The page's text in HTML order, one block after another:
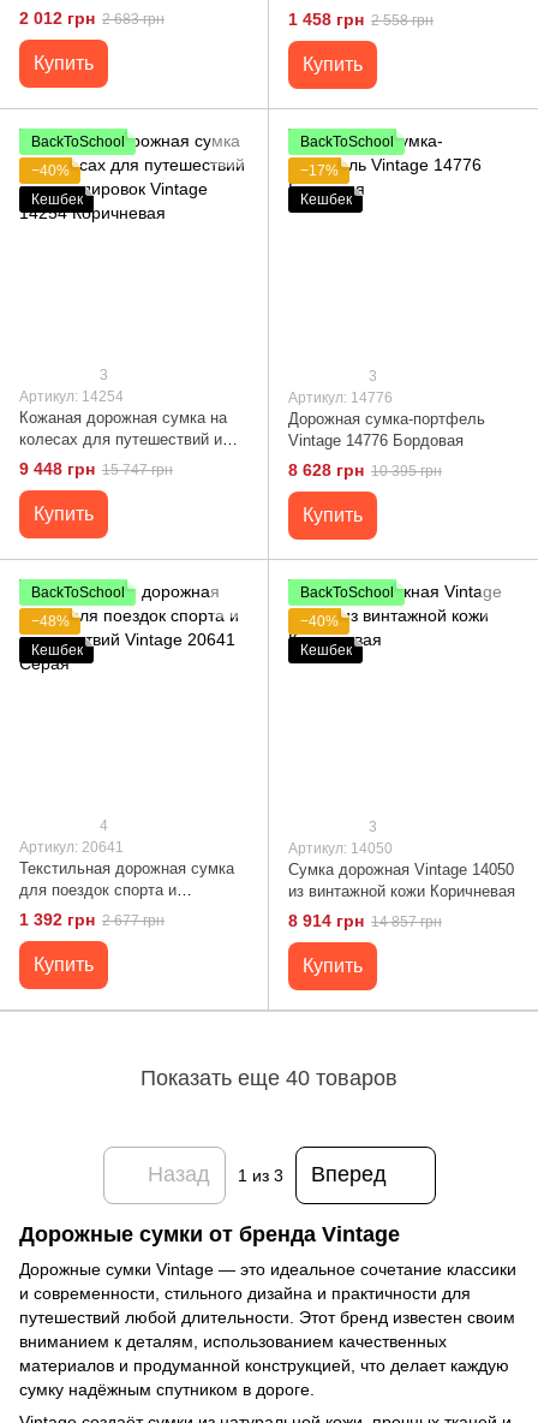
2 012 грн 2 683 грн
Купить
текстиля 21238 Vintage Серая
1 458 грн 2 558 грн
Купить
BackToSchool
−40%
Кешбек
3
Артикул: 14254
Кожаная дорожная сумка на
колесах для путешествий и
командировок Vintage 14254
Коричневая
9 448 грн 15 747 грн
Купить
BackToSchool
−17%
Кешбек
3
Артикул: 14776
Дорожная сумка-портфель
Vintage 14776 Бордовая
8 628 грн 10 395 грн
Купить
BackToSchool
−48%
Кешбек
4
Артикул: 20641
Текстильная дорожная сумка
для поездок спорта и
путешествий Vintage 20641
1 392 грн 2 677 грн
Купить
BackToSchool
−40%
Кешбек
3
Артикул: 14050
Сумка дорожная Vintage 14050
из винтажной кожи Коричневая
8 914 грн 14 857 грн
Купить
Показать еще 40 товаров
Назад 1 из 3 Вперед
Дорожные сумки от бренда Vintage
Дорожные сумки Vintage — это идеальное сочетание классики
и современности, стильного дизайна и практичности для
путешествий любой длительности. Этот бренд известен своим
вниманием к деталям, использованием качественных
материалов и продуманной конструкцией, что делает каждую
сумку надёжным спутником в дороге.